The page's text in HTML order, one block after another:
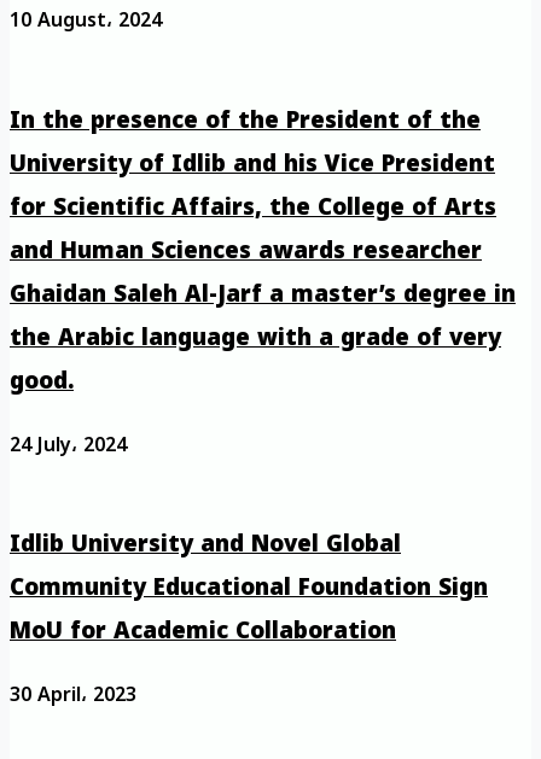
10 August، 2024
In the presence of the President of the
University of Idlib and his Vice President
for Scientific Affairs, the College of Arts
and Human Sciences awards researcher
Ghaidan Saleh Al-Jarf a master’s degree in
the Arabic language with a grade of very
good.
24 July، 2024
Idlib University and Novel Global
Community Educational Foundation Sign
MoU for Academic Collaboration
30 April، 2023